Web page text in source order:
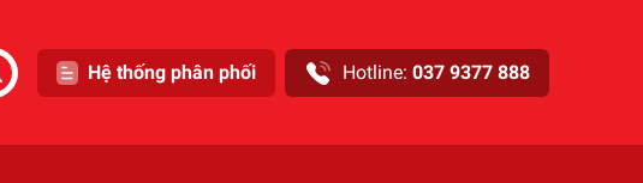
Hệ thống phân phối Hotline: 037 9377 888